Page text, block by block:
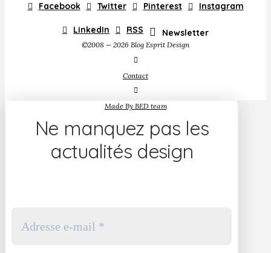
Facebook Twitter Pinterest Instagram
LinkedIn RSS Newsletter
©2008 — 2026 Blog Esprit Design
Contact
Made By BED team
Ne manquez pas les
actualités design